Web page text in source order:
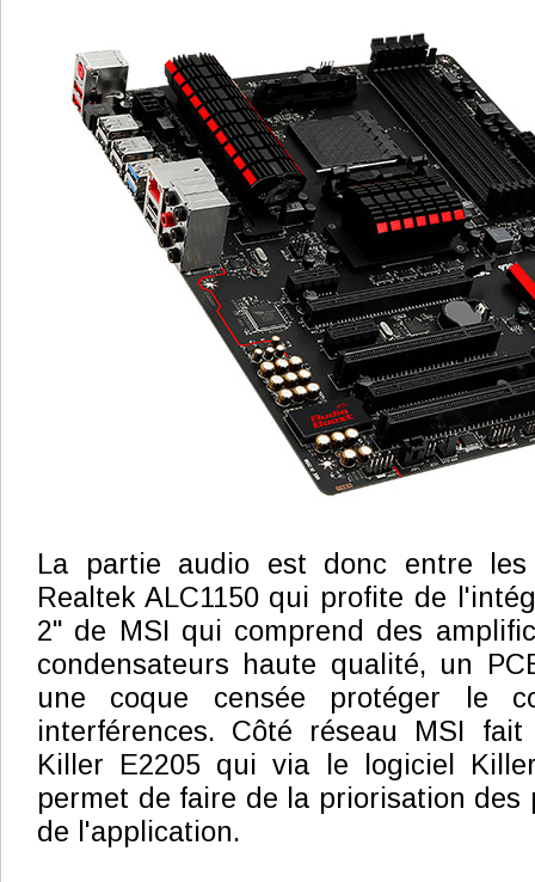
La partie audio est donc entre
Realtek ALC1150 qui profite de
2" de MSI qui comprend des
condensateurs haute qualité, un
une coque censée protéger le
interférences. Côté réseau MSI
Killer E2205 qui via le logiciel
permet de faire de la priorisation des
de l'application.